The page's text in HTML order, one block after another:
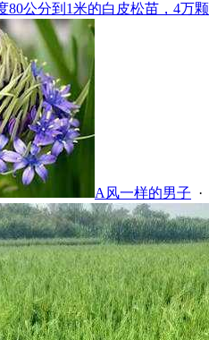
80公分到1米的白皮松苗，4万
A风一样的男子 ·